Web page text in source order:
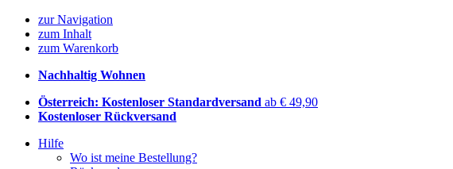
zur Navigation
zum Inhalt
zum Warenkorb
Nachhaltig Wohnen
Österreich: Kostenloser Standardversand ab € 49,90
Kostenloser Rückversand
Hilfe
Wo ist meine Bestellung?